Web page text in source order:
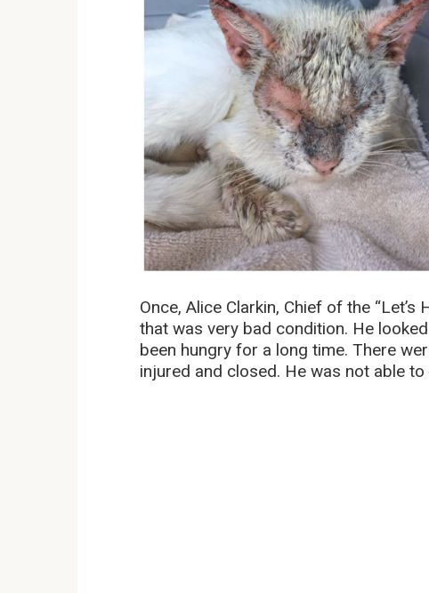
Once, Alice Clarkin, Chief of the
that was very bad condition. He
been hungry for a long time. There
injured and closed. He was not able